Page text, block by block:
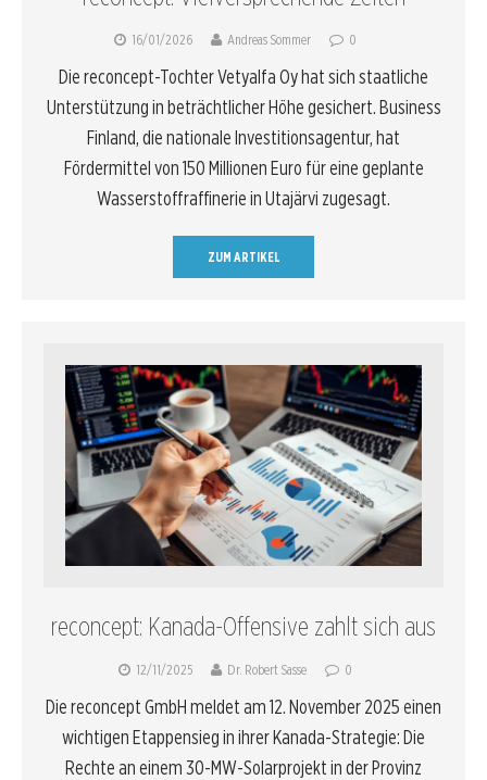
16/01/2026 Andreas Sommer 0
Die reconcept-Tochter Vetyalfa Oy hat sich staatliche
Unterstützung in beträchtlicher Höhe gesichert. Business
Finland, die nationale Investitionsagentur, hat
Fördermittel von 150 Millionen Euro für eine geplante
Wasserstoffraffinerie in Utajärvi zugesagt.
ZUM ARTIKEL
reconcept: Kanada-Offensive zahlt sich aus
12/11/2025 Dr. Robert Sasse 0
Die reconcept GmbH meldet am 12. November 2025 einen
wichtigen Etappensieg in ihrer Kanada-Strategie: Die
Rechte an einem 30-MW-Solarprojekt in der Provinz